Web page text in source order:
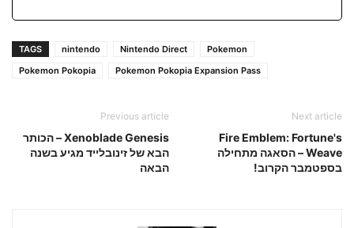
TAGS nintendo Nintendo Direct
Pokemon
Pokemon Pokopia
Pokemon Pokopia Expansion Pass
Previous article
Xenoblade Genesis – הכותר
הבא של זינובלייד מגיע בשנה
הבאה
Next article
Fire Emblem: Fortune's
Weave – הסאגה מתחילה
בספטמבר הקרוב!